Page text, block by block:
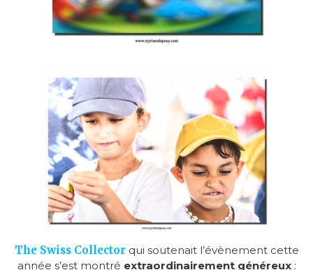
The Swiss Collector qui soutenait l’évènement cette
année s’est montré extraordinairement généreux: